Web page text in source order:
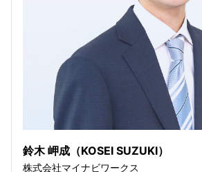
鈴木 岬成（KOSEI SUZUKI）
株式会社マイナビワークス